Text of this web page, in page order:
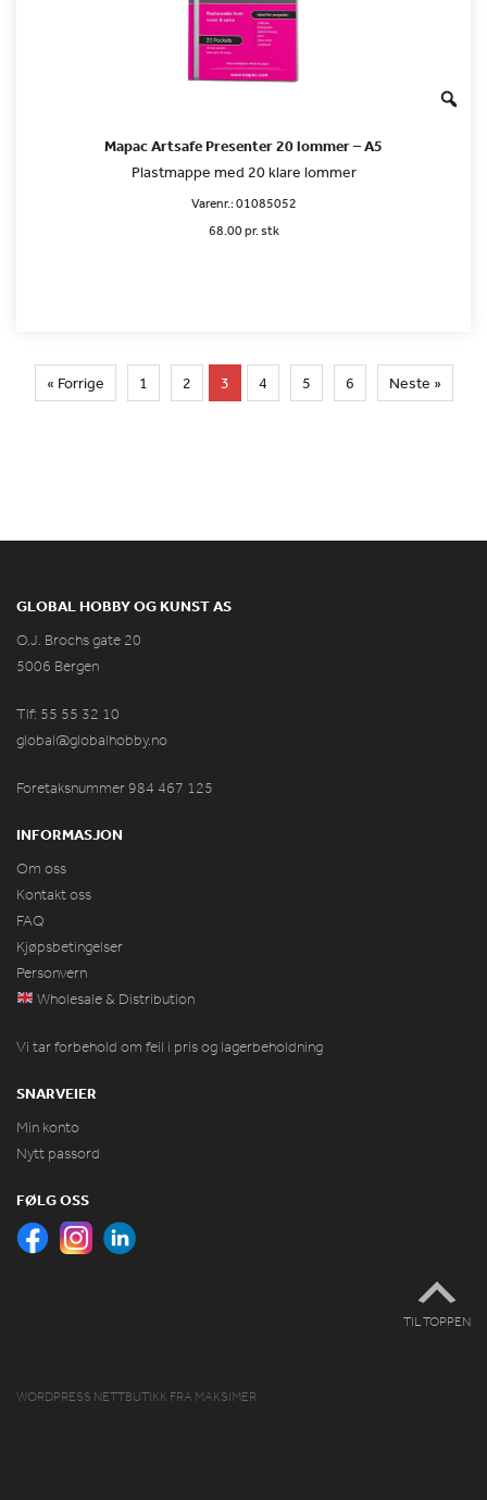
Mapac Artsafe Presenter 20 lommer – A5
Plastmappe med 20 klare lommer
Varenr.:01085052
68.00 pr. stk
« Forrige 1 2 3 4 5 6 Neste »
GLOBAL HOBBY OG KUNST AS
O.J. Brochs gate 20
5006 Bergen
Tlf: 55 55 32 10
global@globalhobby.no
Foretaksnummer 984 467 125
INFORMASJON
Om oss
Kontakt oss
FAQ
Kjøpsbetingelser
Personvern
Wholesale & Distribution
Vi tar forbehold om feil i pris og lagerbeholdning
SNARVEIER
Min konto
Nytt passord
FØLG OSS
TIL TOPPEN
WORDPRESS NETTBUTIKK FRA MAKSIMER